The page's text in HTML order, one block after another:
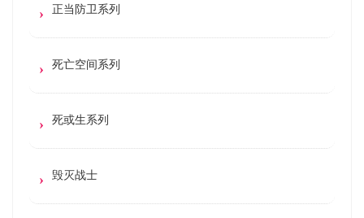
正当防卫系列
死亡空间系列
死或生系列
毁灭战士